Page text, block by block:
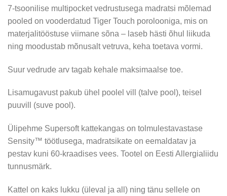
7-tsoonilise multipocket vedrustusega madratsi mõlemad
pooled on vooderdatud Tiger Touch porolooniga, mis on
materjalitööstuse viimane sõna – laseb hästi õhul liikuda
ning moodustab mõnusalt vetruva, keha toetava vormi.
Suur vedrude arv tagab kehale maksimaalse toe.
Lisamugavust pakub ühel poolel vill (talve pool), teisel
puuvill (suve pool).
Ülipehme Supersoft kattekangas on tolmulestavastase
Sensity™ töötlusega, madratsikate on eemaldatav ja
pestav kuni 60-kraadises vees. Tootel on Eesti Allergialiidu
tunnusmärk.
Kattel on kaks lukku (üleval ja all) ning tänu sellele on